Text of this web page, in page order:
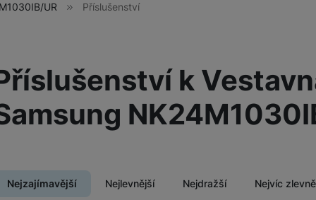
Domácí spotřebiče
UR Příslušenství
k
Nejzajímavější Nejlevnější Nejdražší Nejvíc